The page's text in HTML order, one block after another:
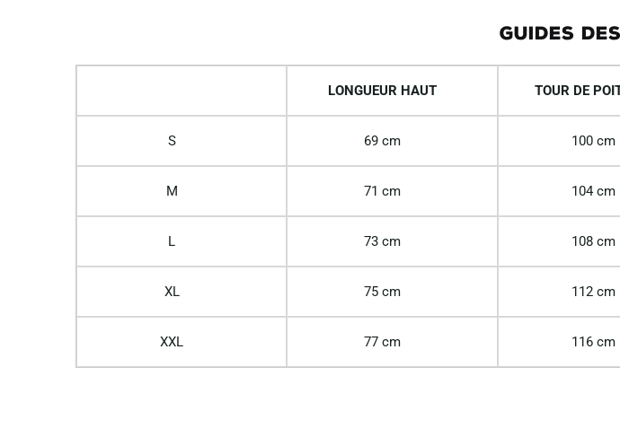
GUIDES
LONGUEUR HAUT TOUR DE
S 69 cm 100 cm
M 71 cm 104 cm
L 73 cm 108 cm
XL 75 cm 112 cm
XXL 77 cm 116 cm